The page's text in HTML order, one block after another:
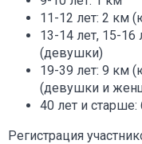
11-12 лет: 2 км
13-14 лет, 15-
(девушки)
19-39 лет: 9 км
(девушки и
40 лет и
Регистрация